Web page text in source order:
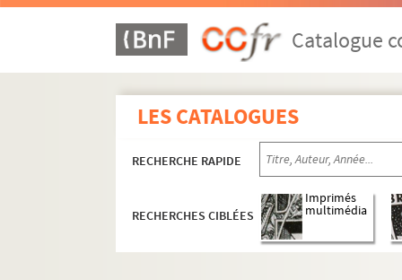
Catalogue
LES CATALOGUES
RECHERCHE RAPIDE
RECHERCHES CIBLÉES
Imprimés
multimédia